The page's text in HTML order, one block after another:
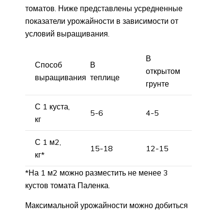
томатов. Ниже представлены усредненные
показатели урожайности в зависимости от
условий выращивания.
Способ
выращивания
В
теплице
В
открытом
грунте
С 1 куста,
кг
5-6 4-5
С 1 м2,
кг*
15-18 12-15
*На 1 м2 можно разместить не менее 3
кустов томата Паленка.
Максимальной урожайности можно добиться